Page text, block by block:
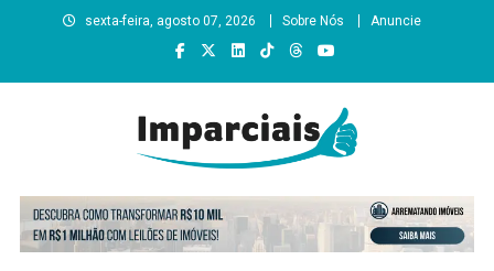
sexta-feira, agosto 07, 2026 Sobre Nós Anuncie
Imparciais